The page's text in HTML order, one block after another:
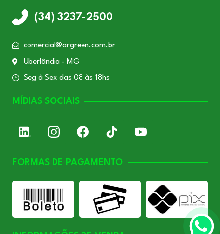
(34) 3237-2500
comercial@argreen.com.br
Uberlândia - MG
Seg à Sex das 08 às 18hs
MÍDIAS SOCIAIS
FORMAS DE PAGAMENTO